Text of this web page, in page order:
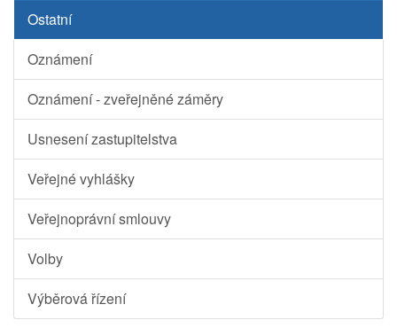
Ostatní
Oznámení
Oznámení - zveřejněné záměry
Usnesení zastupitelstva
Veřejné vyhlášky
Veřejnoprávní smlouvy
Volby
Výběrová řízení